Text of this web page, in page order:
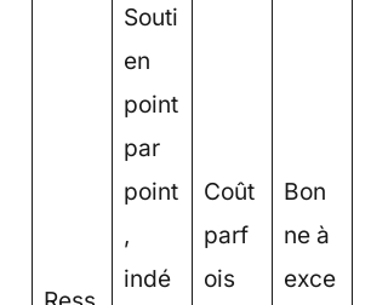
Souti
en
point
par
point
,
indé
Coût
parf
ois
Bon
ne à
exce